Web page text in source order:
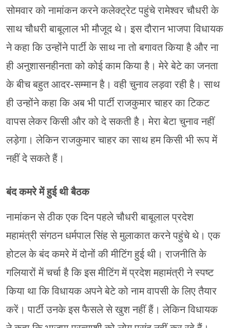
सोमवार को नामांकन करने कलेक्ट्रेट पहुंचे रामेश्वर चौधरी के
साथ चौधरी बाबूलाल भी मौजूद थे। इस दौरान भाजपा विधायक
ने कहा कि उन्होंने पार्टी के साथ ना तो बगावत किया है और ना
ही अनुशासनहीनता को कोई काम किया है। मेरे बेटे का जनता
के बीच बहुत आदर-सम्मान है। वही चुनाव लड़वा रही है। साथ
ही उन्होंने कहा कि अब भी पार्टी राजकुमार चाहर का टिकट
वापस लेकर किसी और को दे सकती है। मेरा बेटा चुनाव नहीं
लड़ेगा। लेकिन राजकुमार चाहर का साथ हम किसी भी रूप में
नहीं दे सकते हैं।
बंद कमरे में हुई थी बैठक
नामांकन से ठीक एक दिन पहले चौधरी बाबूलाल प्रदेश
महामंत्री संगठन धर्मपाल सिंह से मुलाकात करने पहुंचे थे। एक
होटल के बंद कमरे में दोनों की मीटिंग हुई थी। राजनीति के
गलियारों में चर्चा है कि इस मीटिंग में प्रदेश महामंत्री ने स्पष्ट
किया था कि विधायक अपने बेटे को नाम वापसी के लिए तैयार
करें। पार्टी उनके इस फैसले से खुश नहीं हैं। लेकिन विधायक